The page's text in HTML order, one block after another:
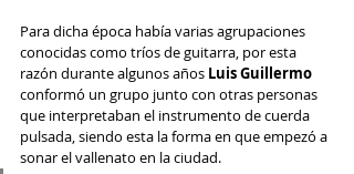
Para dicha época había varias agrupaciones
conocidas como tríos de guitarra, por esta
razón durante algunos años Luis Guillermo
conformó un grupo junto con otras personas
que interpretaban el instrumento de cuerda
pulsada, siendo esta la forma en que empezó a
sonar el vallenato en la ciudad.